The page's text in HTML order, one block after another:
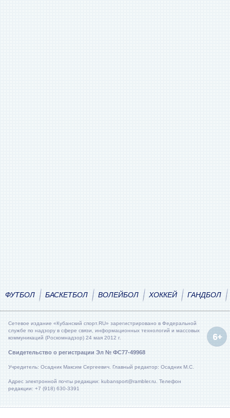
ФУТБОЛ БАСКЕТБОЛ ВОЛЕЙБОЛ ХОККЕЙ ГАНДБОЛ
Сетевое издание «Кубанский спорт.RU» зарегистрировано в Федеральной
службе по надзору в сфере связи, информационных технологий и массовых
коммуникаций (Роскомнадзор) 24 мая 2012 г.
Свидетельство о регистрации Эл № ФС77-49968
Учредитель: Осадник Максим Сергеевич. Главный редактор: Осадник М.С.
Адрес электронной почты редакции: kubansport@rambler.ru. Телефон
редакции: +7 (918) 630-3391